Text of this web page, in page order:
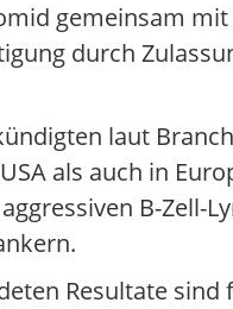
gemeinsam
durch
laut
als auch in
B-Zell-
Resultate